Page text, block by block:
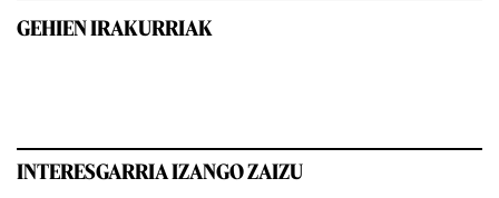
GEHIEN IRAKURRIAK
INTERESGARRIA IZANGO ZAIZU